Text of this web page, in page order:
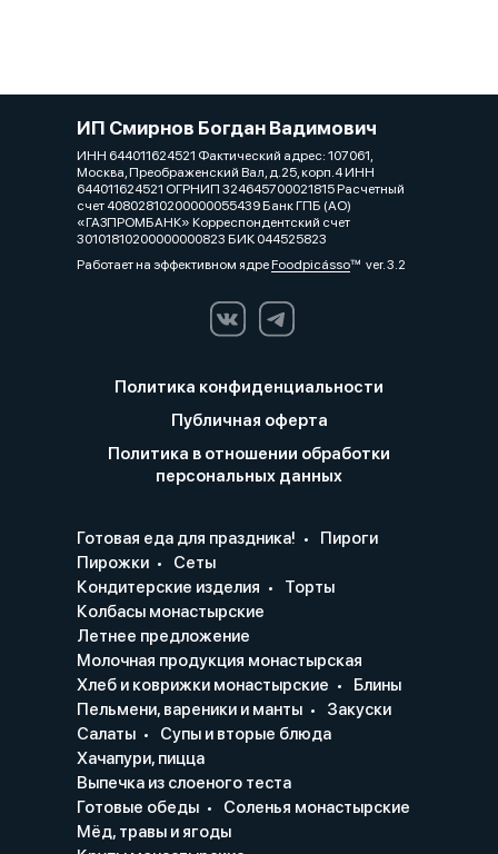
ИП Смирнов Богдан Вадимович
ИНН 644011624521 Фактический адрес: 107061,
Москва, Преображенский Вал, д.25, корп.4 ИНН
644011624521 ОГРНИП 324645700021815 Расчетный
счет 40802810200000055439 Банк ГПБ (АО)
«ГАЗПРОМБАНК» Корреспондентский счет
30101810200000000823 БИК 044525823
Работает на эффективном ядреFoodpicássover. 3.2
Политика конфиденциальности
Публичная оферта
Политика в отношении обработки
персональных данных
Готовая еда для праздника!
Пироги
Пирожки
Сеты
Кондитерские изделия
Торты
Колбасы монастырские
Летнее предложение
Молочная продукция монастырская
Хлеб и коврижки монастырские
Блины
Пельмени, вареники и манты
Закуски
Салаты
Супы и вторые блюда
Хачапури, пицца
Выпечка из слоеного теста
Готовые обеды
Соленья монастырские
Мёд, травы и ягоды